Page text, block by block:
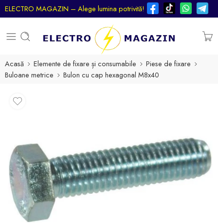
ELECTRO MAGAZIN – Alege lumina potrivită!
Acasă Elemente de fixare și consumabile
Piese de fixare
Buloane metrice
Bulon cu cap hexagonal M8x40